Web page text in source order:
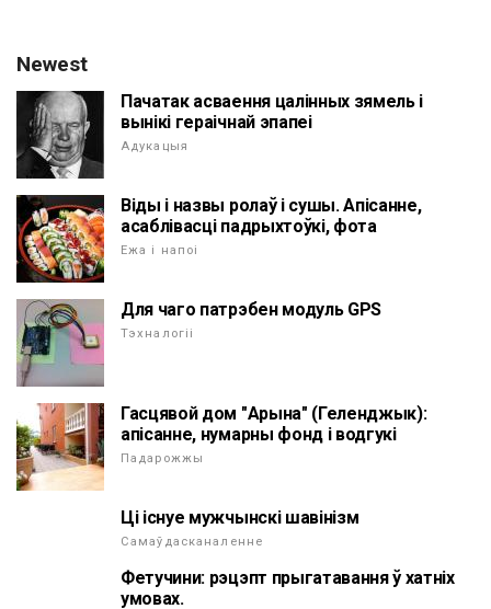
Newest
Пачатак асваення цалінных зямель і
вынікі гераічнай эпапеі
Адукацыя
Віды і назвы ролаў і сушы. Апісанне,
асаблівасці падрыхтоўкі, фота
Ежа і напоі
Для чаго патрэбен модуль GPS
Тэхналогіі
Гасцявой дом "Арына" (Геленджык):
апісанне, нумарны фонд і водгукі
Падарожжы
Ці існуе мужчынскі шавінізм
Самаўдасканаленне
Фетучини: рэцэпт прыгатавання ў хатніх
умовах.